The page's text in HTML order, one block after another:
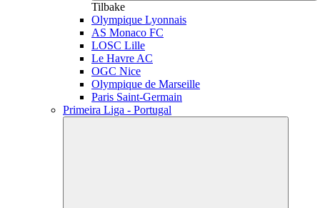
Tilbake
Olympique Lyonnais
AS Monaco FC
LOSC Lille
Le Havre AC
OGC Nice
Olympique de Marseille
Paris Saint-Germain
Primeira Liga - Portugal